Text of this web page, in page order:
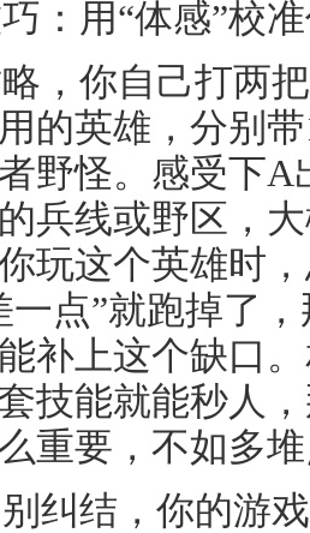
：用“体感”校
，你自己打两
的英雄，分别
野怪。感受下A
兵线或野区，
玩这个英雄时
一点”就跑掉了
补上这个缺口
技能就能秒人
重要，不如多
纠结，你的游